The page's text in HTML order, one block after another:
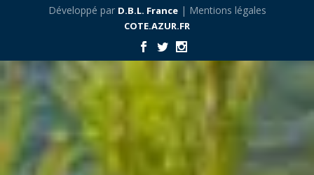
Développé par D.B.L. France| Mentions légales
COTE.AZUR.FR